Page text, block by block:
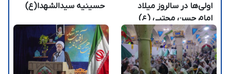
اولی‌ها در سالروز میلاد
امام حسن مجتبی (ع)
حسینیه سیدالشهدا(ع)